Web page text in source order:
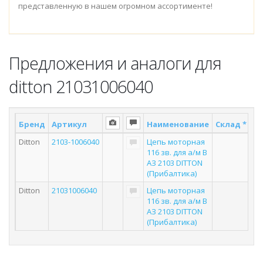
представленную в нашем огромном ассортименте!
Предложения и аналоги для
ditton 21031006040
Бренд Артикул Наименование Склад *
Ditton
2103-1006040
Цепь моторная
116 зв. для а/м В
АЗ 2103 DITTON
(Прибалтика)
Ditton
21031006040
Цепь моторная
116 зв. для а/м В
АЗ 2103 DITTON
(Прибалтика)